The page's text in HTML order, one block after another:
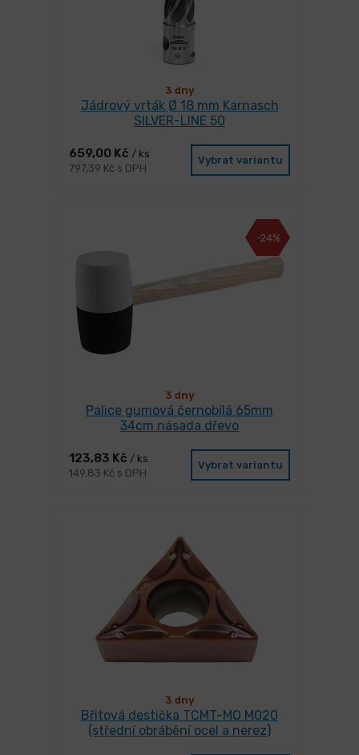
3 dny
Jádrový vrták Ø 18 mm Karnasch
SILVER-LINE 50
659,00 Kč / ks
797,39 Kč s DPH
Vybrat variantu
-24%
3 dny
Palice gumová černobílá 65mm
34cm násada dřevo
123,83 Kč / ks
149,83 Kč s DPH
Vybrat variantu
3 dny
Břitová destička TCMT-MO M020
(střední obrábění ocel a nerez)